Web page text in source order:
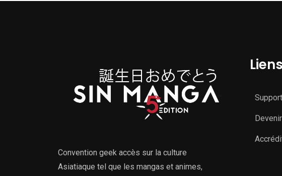
Convention geek accès sur la culture
Asiatiaque tel que les mangas et animes,